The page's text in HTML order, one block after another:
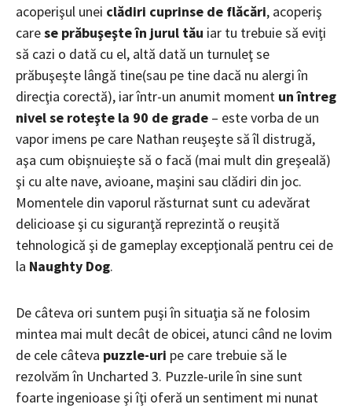
acoperişul unei clădiri cuprinse de flăcări, acoperiş
carese prăbuşeşte în jurul tău iar tu trebuie să eviţi
să cazi o dată cu el, altă dată un turnuleţ se
prăbuşeşte lângă tine(sau pe tine dacă nu alergi în
direcţia corectă), iar într-un anumit moment un întreg
nivel se roteşte la 90 de grade – este vorba de un
vapor imens pe care Nathan reuşeşte să îl distrugă,
aşa cum obişnuieşte să o facă (mai mult din greşeală)
şi cu alte nave, avioane, maşini sau clădiri din joc.
Momentele din vaporul răsturnat sunt cu adevărat
delicioase şi cu siguranţă reprezintă o reuşită
tehnologică şi de gameplay excepţională pentru cei de
la Naughty Dog.
De câteva ori suntem puşi în situaţia să ne folosim
mintea mai mult decât de obicei, atunci când ne lovim
de cele câteva puzzle-uri pe care trebuie să le
rezolvăm în Uncharted 3. Puzzle-urile în sine sunt
foarte ingenioase şi îţi oferă un sentiment mi nunat